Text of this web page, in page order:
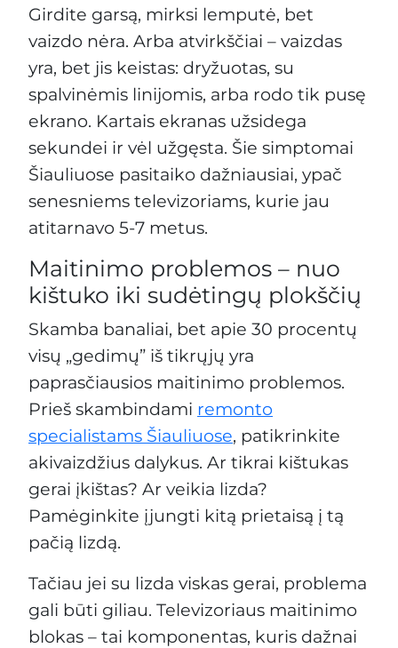
Girdite garsą, mirksi lemputė, bet
vaizdo nėra. Arba atvirkščiai – vaizdas
yra, bet jis keistas: dryžuotas, su
spalvinėmis linijomis, arba rodo tik pusę
ekrano. Kartais ekranas užsidega
sekundei ir vėl užgęsta. Šie simptomai
Šiauliuose pasitaiko dažniausiai, ypač
senesniems televizoriams, kurie jau
atitarnavo 5-7 metus.
Maitinimo problemos – nuo
kištuko iki sudėtingų plokščių
Skamba banaliai, bet apie 30 procentų
visų „gedimų” iš tikrųjų yra
paprasčiausios maitinimo problemos.
Prieš skambindami remonto
specialistams Šiauliuose, patikrinkite
akivaizdžius dalykus. Ar tikrai kištukas
gerai įkištas? Ar veikia lizda?
Pamėginkite įjungti kitą prietaisą į tą
pačią lizdą.
Tačiau jei su lizda viskas gerai, problema
gali būti giliau. Televizoriaus maitinimo
blokas – tai komponentas, kuris dažnai